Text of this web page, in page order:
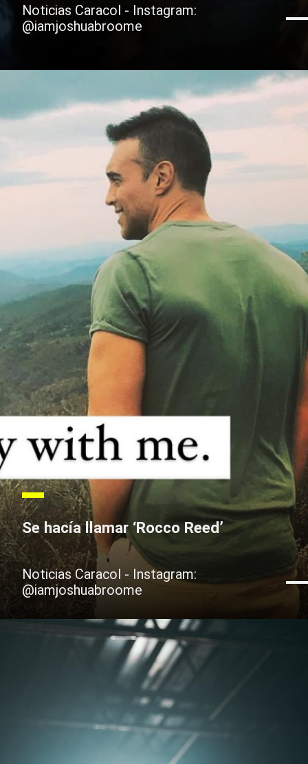
Noticias Caracol - Instagram:
@iamjoshuabroome
Se hacía llamar ‘Rocco Reed’
Noticias Caracol - Instagram:
@iamjoshuabroome